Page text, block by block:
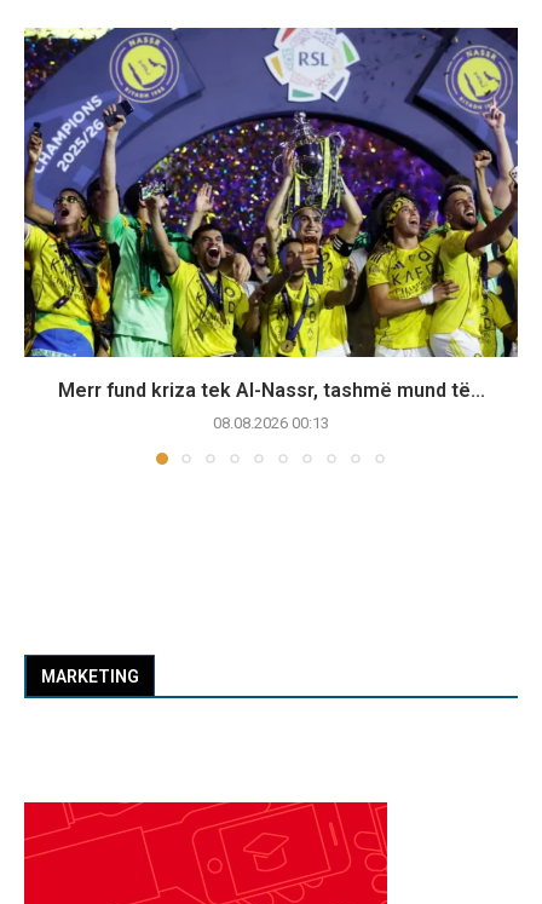
Merr fund kriza tek Al-Nassr, tashmë mund të...
08.08.2026 00:13
MARKETING